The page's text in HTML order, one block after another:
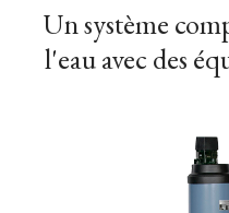
Un système
l'eau avec des